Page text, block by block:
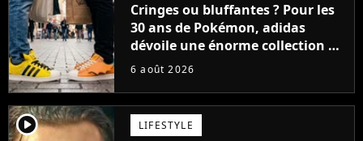
Cringes ou bluffantes ? Pour les
30 ans de Pokémon, adidas
dévoile une énorme collection de
sneakers et je ne sais pas quoi en
6 août 2026
player2 LIFESTYLE